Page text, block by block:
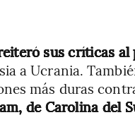
sus críticas
a Ucrania.
más duras
de Carolina del